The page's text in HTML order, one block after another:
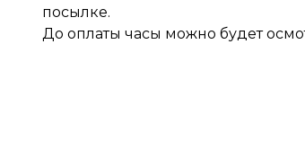
посылке.
До оплаты часы можно будет